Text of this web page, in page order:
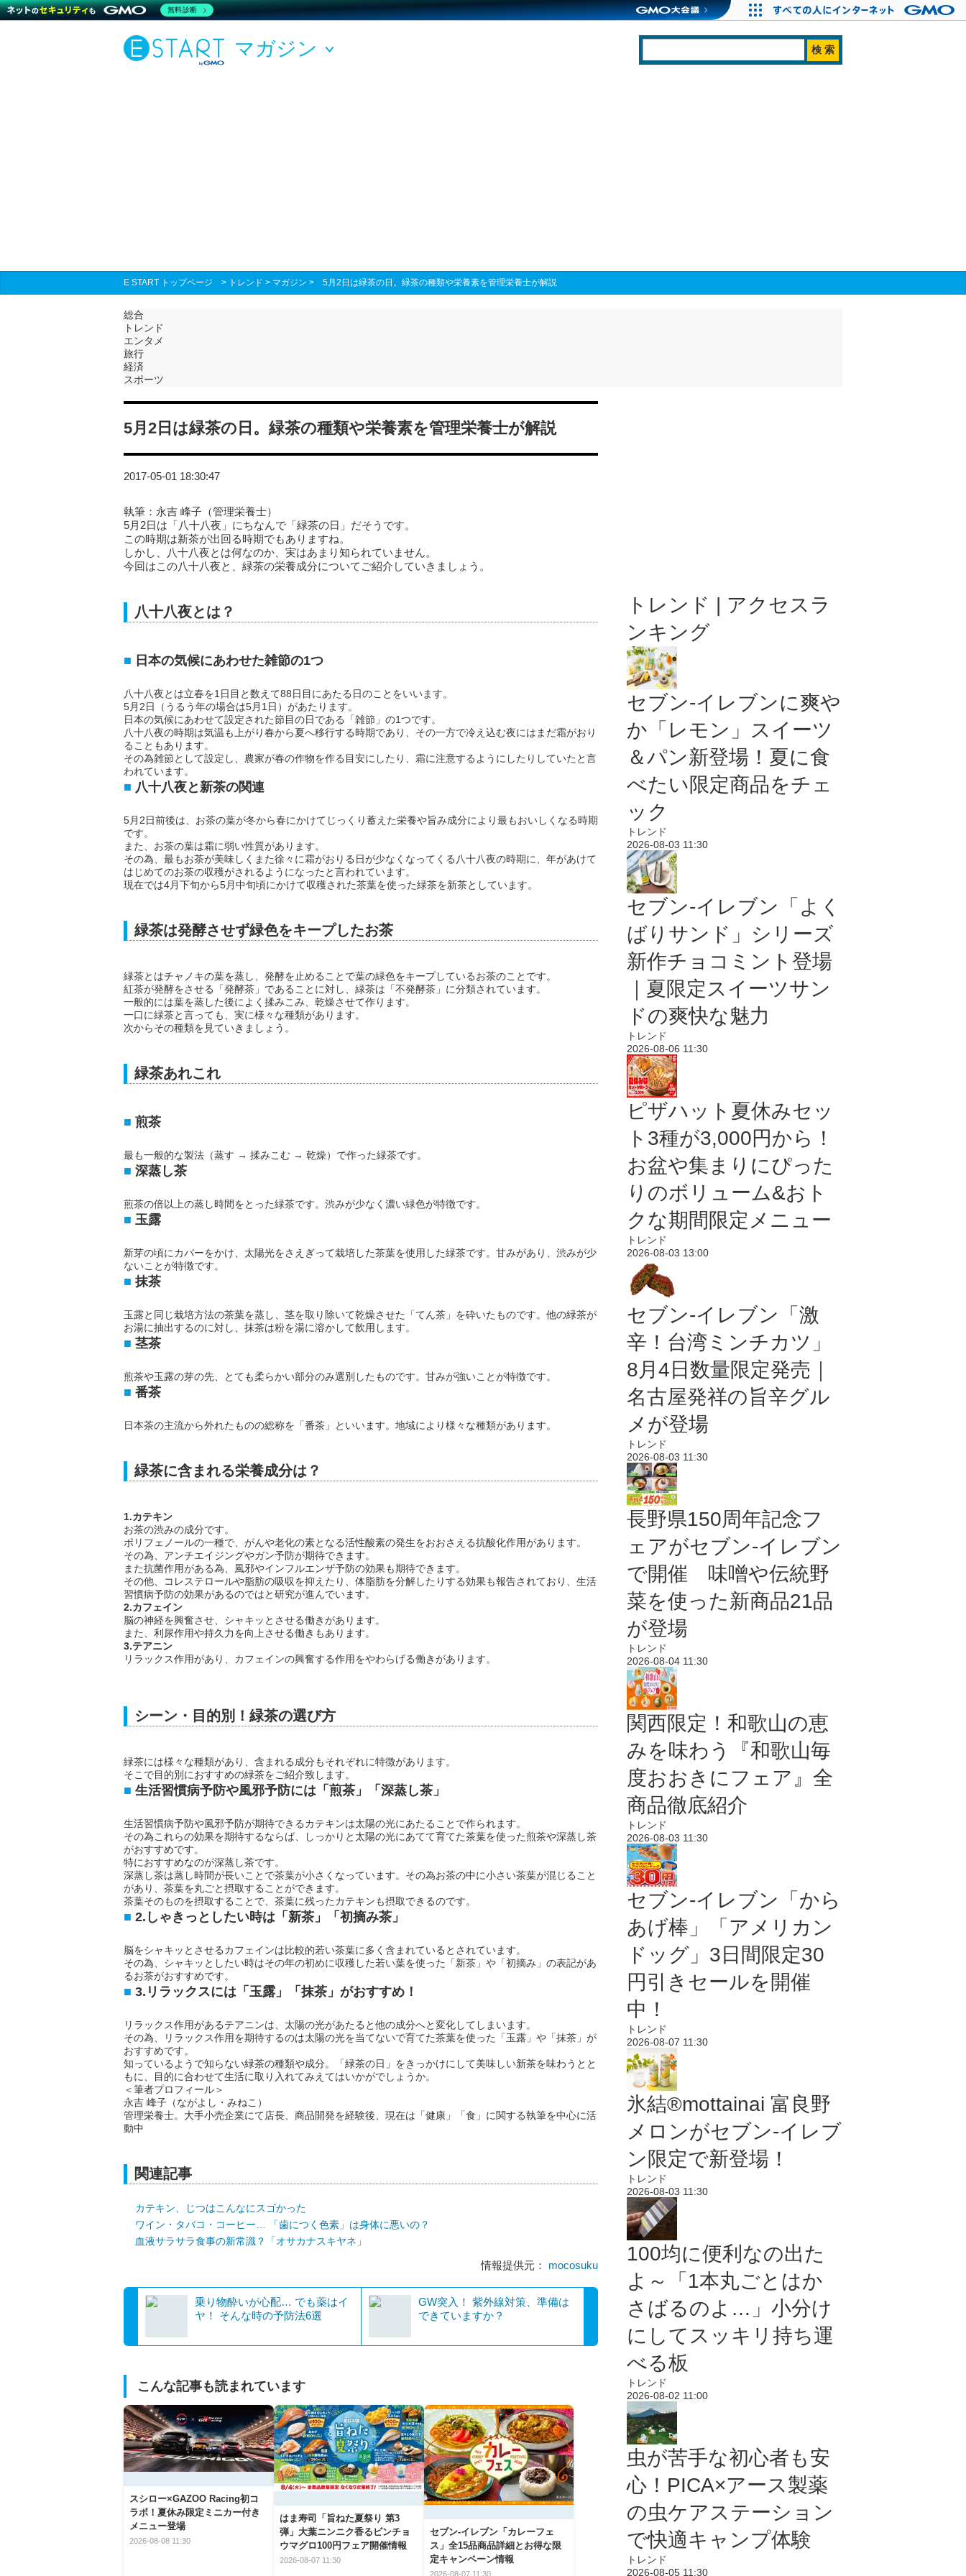
マガジン
E START トップページ > トレンド > マガジン > 5月2日は緑茶の日。緑茶の種類や栄養素を管理栄養士が解説
総合
トレンド
エンタメ
旅行
経済
スポーツ
5月2日は緑茶の日。緑茶の種類や栄養素を管理栄養士が解説
2017-05-01 18:30:47
執筆：永吉 峰子（管理栄養士）
5月2日は「八十八夜」にちなんで「緑茶の日」だそうです。
この時期は新茶が出回る時期でもありますね。
しかし、八十八夜とは何なのか、実はあまり知られていません。
今回はこの八十八夜と、緑茶の栄養成分についてご紹介していきましょう。
八十八夜とは？
日本の気候にあわせた雑節の1つ
八十八夜とは立春を1日目と数えて88日目にあたる日のことをいいます。
5月2日（うるう年の場合は5月1日）があたります。
日本の気候にあわせて設定された節目の日である「雑節」の1つです。
八十八夜の時期は気温も上がり春から夏へ移行する時期であり、その一方で冷え込む夜にはまだ霜がおり
ることもあります。
その為雑節として設定し、農家が春の作物を作る目安にしたり、霜に注意するようにしたりしていたと言
われています。
八十八夜と新茶の関連
5月2日前後は、お茶の葉が冬から春にかけてじっくり蓄えた栄養や旨み成分により最もおいしくなる時期
です。
また、お茶の葉は霜に弱い性質があります。
その為、最もお茶が美味しくまた徐々に霜がおりる日が少なくなってくる八十八夜の時期に、年があけて
はじめてのお茶の収穫がされるようになったと言われています。
現在では4月下旬から5月中旬頃にかけて収穫された茶葉を使った緑茶を新茶としています。
緑茶は発酵させず緑色をキープしたお茶
緑茶とはチャノキの葉を蒸し、発酵を止めることで葉の緑色をキープしているお茶のことです。
紅茶が発酵をさせる「発酵茶」であることに対し、緑茶は「不発酵茶」に分類されています。
一般的には葉を蒸した後によく揉みこみ、乾燥させて作ります。
一口に緑茶と言っても、実に様々な種類があります。
次からその種類を見ていきましょう。
緑茶あれこれ
煎茶
最も一般的な製法（蒸す → 揉みこむ → 乾燥）で作った緑茶です。
深蒸し茶
煎茶の倍以上の蒸し時間をとった緑茶です。渋みが少なく濃い緑色が特徴です。
玉露
新芽の頃にカバーをかけ、太陽光をさえぎって栽培した茶葉を使用した緑茶です。甘みがあり、渋みが少
ないことが特徴です。
抹茶
玉露と同じ栽培方法の茶葉を蒸し、茎を取り除いて乾燥させた「てん茶」を砕いたものです。他の緑茶が
お湯に抽出するのに対し、抹茶は粉を湯に溶かして飲用します。
茎茶
煎茶や玉露の芽の先、とても柔らかい部分のみ選別したものです。甘みが強いことが特徴です。
番茶
日本茶の主流から外れたものの総称を「番茶」といいます。地域により様々な種類があります。
緑茶に含まれる栄養成分は？
1.カテキン
お茶の渋みの成分です。
ポリフェノールの一種で、がんや老化の素となる活性酸素の発生をおおさえる抗酸化作用があります。
その為、アンチエイジングやガン予防が期待できます。
また抗菌作用がある為、風邪やインフルエンザ予防の効果も期待できます。
その他、コレステロールや脂肪の吸収を抑えたり、体脂肪を分解したりする効果も報告されており、生活
習慣病予防の効果があるのではと研究が進んでいます。
2.カフェイン
脳の神経を興奮させ、シャキッとさせる働きがあります。
また、利尿作用や持久力を向上させる働きもあります。
3.テアニン
リラックス作用があり、カフェインの興奮する作用をやわらげる働きがあります。
シーン・目的別！緑茶の選び方
緑茶には様々な種類があり、含まれる成分もそれぞれに特徴があります。
そこで目的別におすすめの緑茶をご紹介致します。
生活習慣病予防や風邪予防には「煎茶」「深蒸し茶」
生活習慣病予防や風邪予防が期待できるカテキンは太陽の光にあたることで作られます。
その為これらの効果を期待するならば、しっかりと太陽の光にあてて育てた茶葉を使った煎茶や深蒸し茶
がおすすめです。
特におすすめなのが深蒸し茶です。
深蒸し茶は蒸し時間が長いことで茶葉が小さくなっています。その為お茶の中に小さい茶葉が混じること
があり、茶葉を丸ごと摂取することができます。
茶葉そのものを摂取することで、茶葉に残ったカテキンも摂取できるのです。
2.しゃきっとしたい時は「新茶」「初摘み茶」
脳をシャキッとさせるカフェインは比較的若い茶葉に多く含まれているとされています。
その為、シャキッとしたい時はその年の初めに収穫した若い葉を使った「新茶」や「初摘み」の表記があ
るお茶がおすすめです。
3.リラックスには「玉露」「抹茶」がおすすめ！
リラックス作用があるテアニンは、太陽の光があたると他の成分へと変化してしまいます。
その為、リラックス作用を期待するのは太陽の光を当てないで育てた茶葉を使った「玉露」や「抹茶」が
おすすめです。
知っているようで知らない緑茶の種類や成分。「緑茶の日」をきっかけにして美味しい新茶を味わうとと
もに、目的に合わせて生活に取り入れてみえてはいかがでしょうか。
＜筆者プロフィール＞
永吉 峰子（ながよし・みねこ）
管理栄養士。大手小売企業にて店長、商品開発を経験後、現在は「健康」「食」に関する執筆を中心に活
動中
関連記事
カテキン、じつはこんなにスゴかった
ワイン・タバコ・コーヒー… 「歯につく色素」は身体に悪いの？
血液サラサラ食事の新常識？「オサカナスキヤネ」
情報提供元： mocosuku
乗り物酔いが心配… でも薬はイ
ヤ！ そんな時の予防法6選
GW突入！ 紫外線対策、準備は
できていますか？
こんな記事も読まれています
スシロー×GAZOO Racing初コ
ラボ！夏休み限定ミニカー付き
メニュー登場
2026-08-08 11:30
はま寿司「旨ねた夏祭り 第3
弾」大葉ニンニク香るビンチョ
ウマグロ100円フェア開催情報
2026-08-07 11:30
セブン‐イレブン「カレーフェ
ス」全15品商品詳細とお得な限
定キャンペーン情報
2026-08-07 11:30
トレンド | アクセスラ
ンキング
セブン‐イレブンに爽や
か「レモン」スイーツ
＆パン新登場！夏に食
べたい限定商品をチェ
ック
トレンド
2026-08-03 11:30
セブン‐イレブン「よく
ばりサンド」シリーズ
新作チョコミント登場
｜夏限定スイーツサン
ドの爽快な魅力
トレンド
2026-08-06 11:30
ピザハット夏休みセッ
ト3種が3,000円から！
お盆や集まりにぴった
りのボリューム&おト
クな期間限定メニュー
トレンド
2026-08-03 13:00
セブン-イレブン「激
辛！台湾ミンチカツ」
8月4日数量限定発売｜
名古屋発祥の旨辛グル
メが登場
トレンド
2026-08-03 11:30
長野県150周年記念フ
ェアがセブン-イレブン
で開催 味噌や伝統野
菜を使った新商品21品
が登場
トレンド
2026-08-04 11:30
関西限定！和歌山の恵
みを味わう『和歌山毎
度おおきにフェア』全
商品徹底紹介
トレンド
2026-08-03 11:30
セブン‐イレブン「から
あげ棒」「アメリカン
ドッグ」3日間限定30
円引きセールを開催
中！
トレンド
2026-08-07 11:30
氷結®mottainai 富良野
メロンがセブン‐イレブ
ン限定で新登場！
トレンド
2026-08-03 11:30
100均に便利なの出た
よ～「1本丸ごとはか
さばるのよ…」小分け
にしてスッキリ持ち運
べる板
トレンド
2026-08-02 11:00
虫が苦手な初心者も安
心！PICA×アース製薬
の虫ケアステーション
で快適キャンプ体験
トレンド
2026-08-05 11:30
無料診断